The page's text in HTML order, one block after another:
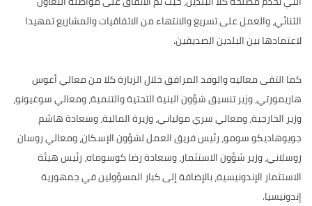
الثنائي، والعمل على تسريع والانتهاء من الاتفاقيات والمشاريع تمهيدا
لاعتمادها بين البلدين الصديقين.
كما التقى معاليه والوفد المرافق خلال الزيارة كلا من معالي أغوس
هاريمورتي، وزير تنسيق شؤون البنية التحتية والتنمية، ومعالي سوغيونو،
وزير الخارجية، ومعالي سري مولياني، وزيرة المالية، وسعادة هاشم
جويوهاديكو سومو، رئيس فريق العمل لشؤون الإسكان، ومعالي روسان
روسلاني، وزير شؤون الاستثمار، وسعادة رضا كوسوماه، رئيس هيئة
الاستثمار الإندونيسية، بالإضافة إلى كبار المسؤولين في جمهورية
إندونيسيا.